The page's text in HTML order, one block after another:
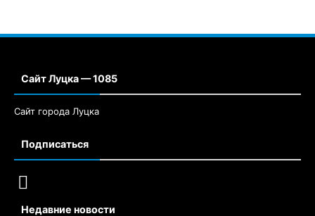
Сайт Луцка — 1085
Сайт города Луцка
Подписаться
Недавние новости